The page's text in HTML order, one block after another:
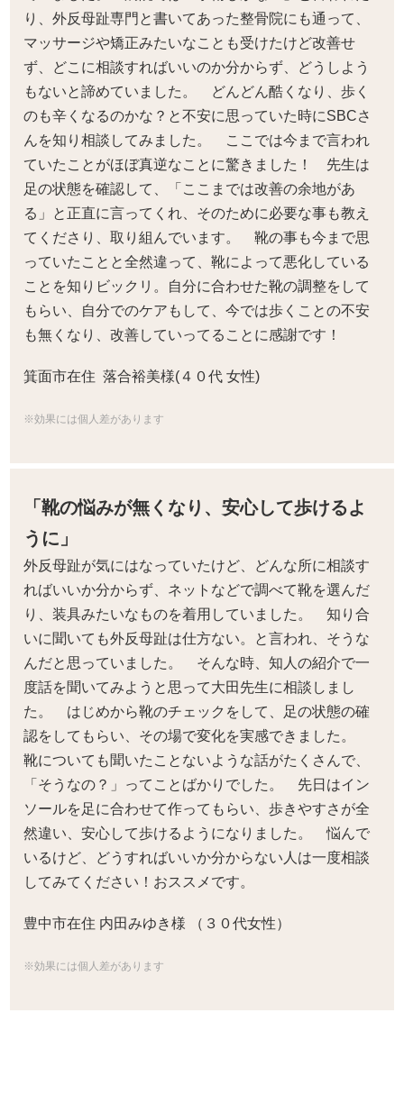
り、外反母趾専門と書いてあった整骨院にも通って、
マッサージや矯正みたいなことも受けたけど改善せ
ず、どこに相談すればいいのか分からず、どうしよう
もないと諦めていました。 どんどん酷くなり、歩く
のも辛くなるのかな？と不安に思っていた時にSBCさ
んを知り相談してみました。 ここでは今まで言われ
ていたことがほぼ真逆なことに驚きました！ 先生は
足の状態を確認して、「ここまでは改善の余地があ
る」と正直に言ってくれ、そのために必要な事も教え
てくださり、取り組んでいます。 靴の事も今まで思
っていたことと全然違って、靴によって悪化している
ことを知りビックリ。自分に合わせた靴の調整をして
もらい、自分でのケアもして、今では歩くことの不安
も無くなり、改善していってることに感謝です！
箕面市在住 落合裕美様(４０代 女性)
※効果には個人差があります
「靴の悩みが無くなり、安心して歩けるよ
うに」
外反母趾が気にはなっていたけど、どんな所に相談す
ればいいか分からず、ネットなどで調べて靴を選んだ
り、装具みたいなものを着用していました。 知り合
いに聞いても外反母趾は仕方ない。と言われ、そうな
んだと思っていました。 そんな時、知人の紹介で一
度話を聞いてみようと思って大田先生に相談しまし
た。 はじめから靴のチェックをして、足の状態の確
認をしてもらい、その場で変化を実感できました。
靴についても聞いたことないような話がたくさんで、
「そうなの？」ってことばかりでした。 先日はイン
ソールを足に合わせて作ってもらい、歩きやすさが全
然違い、安心して歩けるようになりました。 悩んで
いるけど、どうすればいいか分からない人は一度相談
してみてください！おススメです。
豊中市在住 内田みゆき様 （３０代女性）
※効果には個人差があります